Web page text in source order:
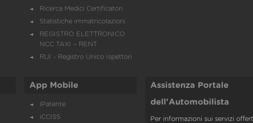
Ricerca Medici Certificatori
Statistiche immatricolazioni
REGISTRO ELETTRONICO
NCC TAXI – RENT
RUI - Registro Unico Ispettori
App Mobile
iPatente
iCCISS
Assistenza Portale
dell'Automobilista
Per informazioni sui servizi